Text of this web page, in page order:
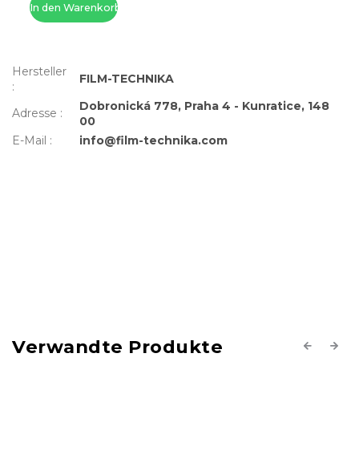
In den Warenkorb
Hersteller
:
FILM-TECHNIKA
Adresse :
Dobronická 778, Praha 4 - Kunratice, 148
00
E-Mail : info@film-technika.com
Verwandte Produkte Previous
Next